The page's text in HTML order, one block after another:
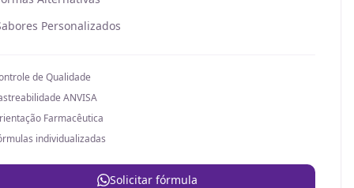
Personalizados
de Qualidade
ANVISA
Farmacêutica
individualizadas
Solicitar fórmula